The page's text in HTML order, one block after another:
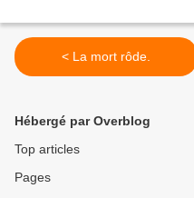
< La mort rôde.
Hébergé par Overblog
Top articles
Pages